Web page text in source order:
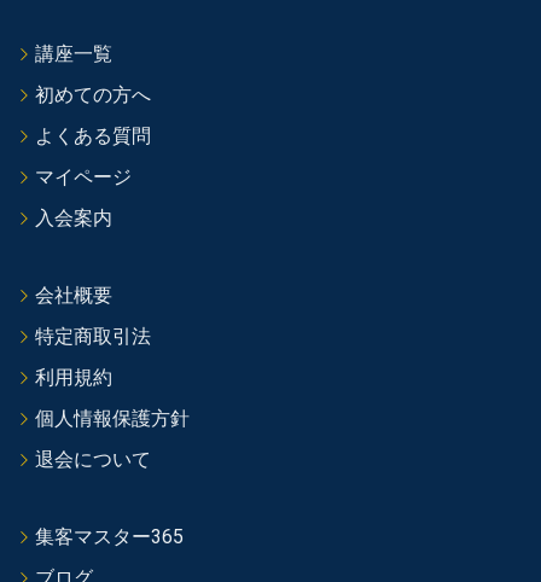
講座一覧
初めての方へ
よくある質問
マイページ
入会案内
会社概要
特定商取引法
利用規約
個人情報保護方針
退会について
集客マスター365